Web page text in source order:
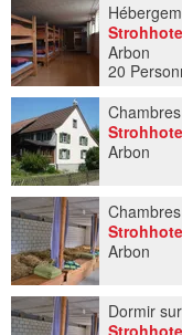
Arbon
20
Arbon
Arbon
Dormir